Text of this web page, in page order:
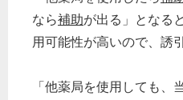
なら補助が出る」となると
用可能性が高いので、誘
「他薬局を使用しても、